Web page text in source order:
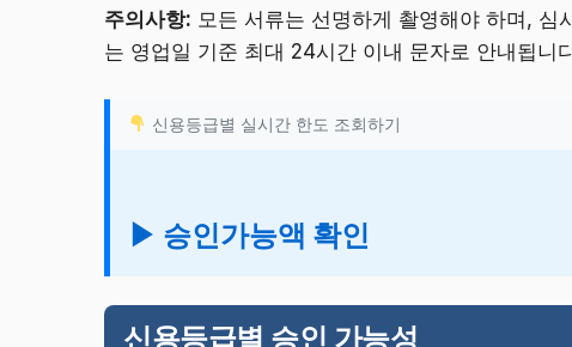
주의사항: 모든 서류는 선명하게 촬영해야 하며, 심
는 영업일 기준 최대 24시간 이내 문자로 안내됩니
신용등급별 실시간 한도 조회하기
▶ 승인가능액 확인
신용등급별 승인 가능성